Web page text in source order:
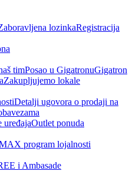
lozinkaRegistracija
timPosao u GigatronuGigatron
Zakupljujemo lokale
Detalji ugovora o prodaji na
uređajaOutlet ponuda
program lojalnosti
i Ambasade